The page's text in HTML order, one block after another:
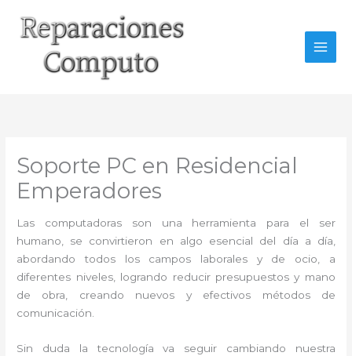
contenido
Soporte PC en Residencial
Emperadores
Las computadoras son una herramienta para el ser
humano, se convirtieron en algo esencial del día a día,
abordando todos los campos laborales y de ocio, a
diferentes niveles, logrando reducir presupuestos y mano
de obra, creando nuevos y efectivos métodos de
comunicación.
Sin duda la tecnología va seguir cambiando nuestra